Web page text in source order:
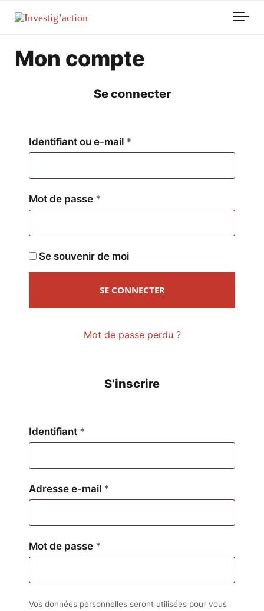
Mon compte
Se connecter
Identifiant ou e-mail *
Mot de passe *
Se souvenir de moi
SE CONNECTER
Mot de passe perdu ?
S’inscrire
Identifiant *
Adresse e-mail *
Mot de passe *
Vos données personnelles seront utilisées pour vous